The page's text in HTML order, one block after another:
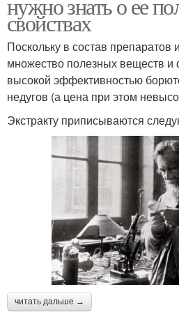
свойствах
Поскольку в состав препаратов
множество полезных веществ и
высокой эффективностью
недугов (а цена при этом
Экстракту приписываются
читать дальше →